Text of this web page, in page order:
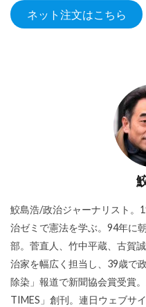
ネット注文はこちら
鮫島浩/政治ジャーナリスト。
治ゼミで憲法を学ぶ。94年に
部。菅直人、竹中平蔵、古賀
治家を幅広く担当し、39歳で
除染」報道で新聞協会賞受賞
TIMES」創刊。連日ウェブサ